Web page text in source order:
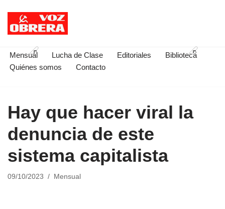
Saltar
contenido
Mensual Lucha de Clase Editoriales
Biblioteca
Quiénes somos
Contacto
Hay que hacer viral la
denuncia de este
sistema capitalista
09/10/2023 Mensual